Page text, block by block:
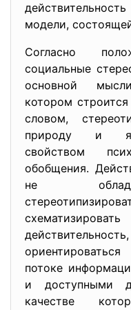
модели,
Согласно
социальные
основной
котором
словом,
природу и
свойством
обобщения.
не
потоке
и доступными
качестве